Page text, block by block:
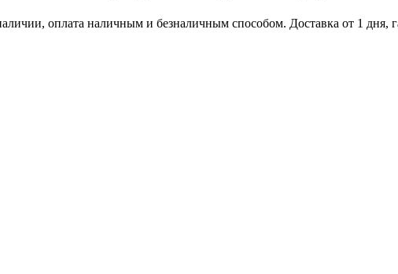
оплата наличным и безналичным способом. Доставка от 1 дня,